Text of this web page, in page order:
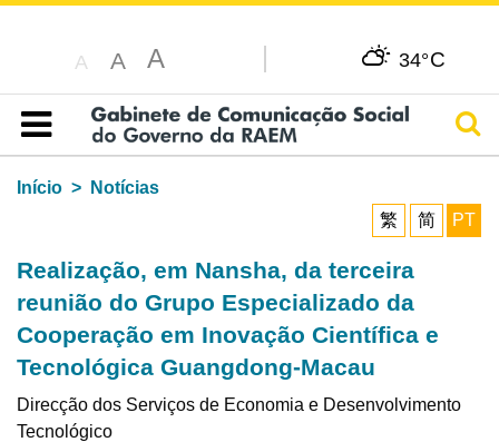
A A A 34°C
Índice
Início
Notícias
繁
简 PT
Realização, em Nansha, da terceira
reunião do Grupo Especializado da
Cooperação em Inovação Científica e
Tecnológica Guangdong-Macau
Direcção dos Serviços de Economia e Desenvolvimento
Tecnológico